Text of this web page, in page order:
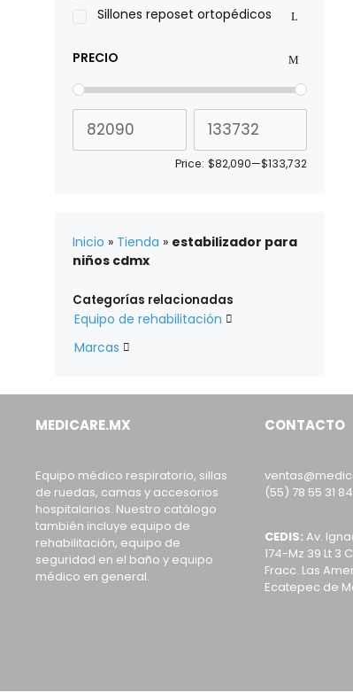
Sillones reposet ortopédicos
PRECIO
Price: $82,090—$133,732
Inicio » Tienda » estabilizador para
niños cdmx
Categorías relacionadas
Equipo de rehabilitación 
Marcas 
MEDICARE.MX
Equipo médico respiratorio, sillas
de ruedas, camas y accesorios
hospitalarios. Nuestro catálogo
también incluye equipo de
rehabilitación, equipo de
seguridad en el baño y equipo
médico en general.
CONTACTO
(55) 78 55 31 84
CEDIS: Av.
174-Mz 39 Lt 3
Fracc. Las
Ecatepec de